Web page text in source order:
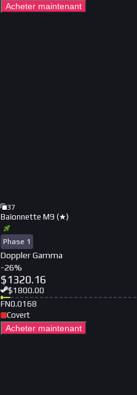
Acheter maintenant
37
Baïonnette M9 (★)
Phase 1
Doppler Gamma
-26%
$1320.16
$1800.00
FN0.0168
Covert
Acheter maintenant